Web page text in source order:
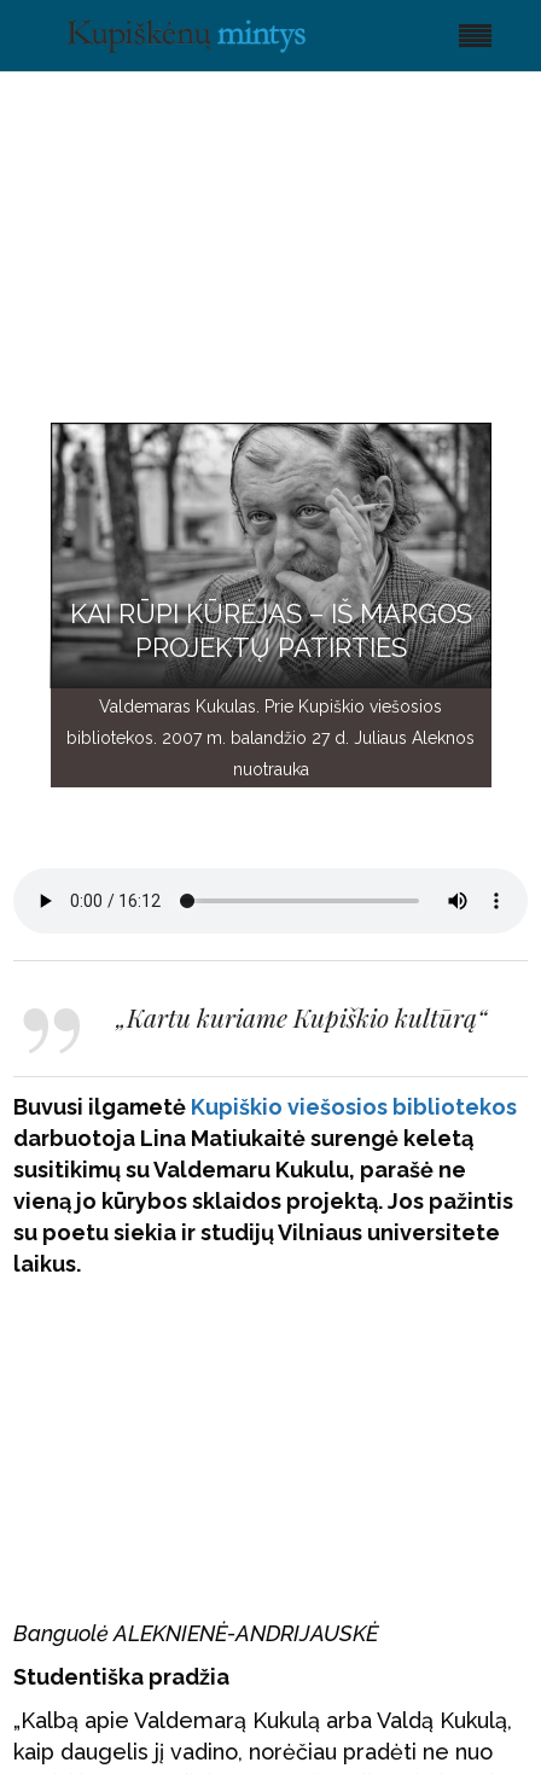
KAI RŪPI KŪRĖJAS – IŠ MARGOS
PROJEKTŲ PATIRTIES
Valdemaras Kukulas. Prie Kupiškio viešosios
bibliotekos. 2007 m. balandžio 27 d. Juliaus Aleknos
nuotrauka
„Kartu kuriame Kupiškio kultūrą“
Buvusi ilgametė Kupiškio viešosios bibliotekos
darbuotoja Lina Matiukaitė surengė keletą
susitikimų su Valdemaru Kukulu, parašė ne
vieną jo kūrybos sklaidos projektą. Jos pažintis
su poetu siekia ir studijų Vilniaus universitete
laikus.
Banguolė ALEKNIENĖ-ANDRIJAUSKĖ
Studentiška pradžia
„Kalbą apie Valdemarą Kukulą arba Valdą Kukulą,
kaip daugelis jį vadino, norėčiau pradėti ne nuo